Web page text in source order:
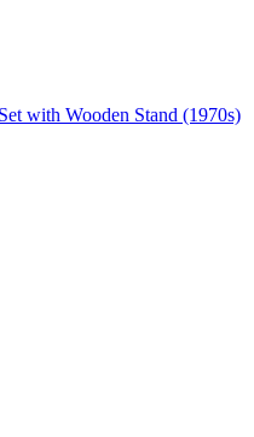
with Wooden Stand (1970s)